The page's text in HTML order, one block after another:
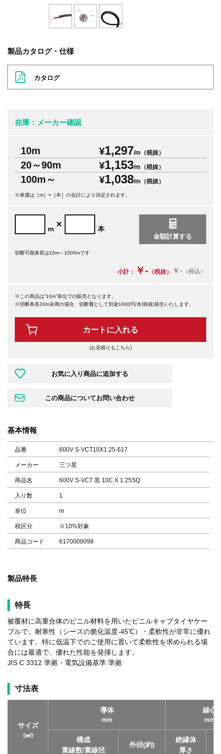
製品カタログ・仕様
カタログ
在庫：メーカー確認
10m ¥1,297/m（税抜）
20～90m ¥1,153/m（税抜）
100m～ ¥1,038/m（税抜）
※単価は［m］×［本］の合計により決定されます。
m × 本
切断可能条長は10m～1000mです
小計： ￥- （税抜） ￥- （税込）
※この商品は”10m”単位での販売となります。
※切断条長20m未満の場合、切断費として別途1000円/本(税抜)発生いたします。
カートに入れる
(お見積りもこちら)
基本情報
品番 600V S-VCT10X1.25-617
メーカー 三ツ星
商品名 600V S-VCT 黒 10C X 1.25SQ
入り数 1
単位 m
税区分 ※10%対象
商品コード 6170000098
製品特長
特長
被覆材に高重合体のビニル材料を用いたビニルキャブタイヤケー
ブルで、耐寒性（シースの脆化温度-45℃）・柔軟性が非常に優れ
ています。特に低温下でのご使用に置いて柔軟性を求められる場
合には最適で、優れた性能を発揮します。
JIS C 3312 準拠・電気設備基準 準拠
寸法表
サイズ
(㎟)
導体
mm
線心
mm
構成
素線数/素線径
外径(約)
絶縁体
厚さ